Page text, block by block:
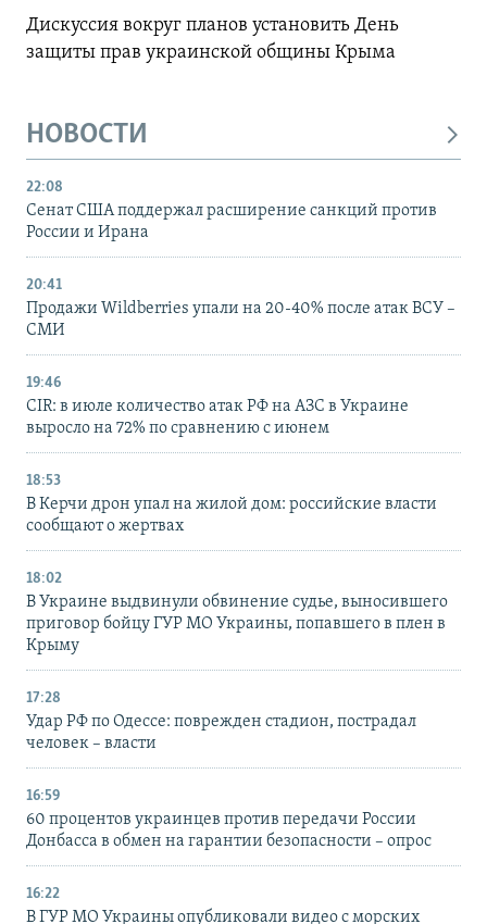
Дискуссия вокруг планов установить День
защиты прав украинской общины Крыма
НОВОСТИ
22:08
Сенат США поддержал расширение санкций против
России и Ирана
20:41
Продажи Wildberries упали на 20-40% после атак ВСУ –
СМИ
19:46
CIR: в июле количество атак РФ на АЗС в Украине
выросло на 72% по сравнению с июнем
18:53
В Керчи дрон упал на жилой дом: российские власти
сообщают о жертвах
18:02
В Украине выдвинули обвинение судье, выносившего
приговор бойцу ГУР МО Украины, попавшего в плен в
Крыму
17:28
Удар РФ по Одессе: поврежден стадион, пострадал
человек – власти
16:59
60 процентов украинцев против передачи России
Донбасса в обмен на гарантии безопасности – опрос
16:22
В ГУР МО Украины опубликовали видео с морских